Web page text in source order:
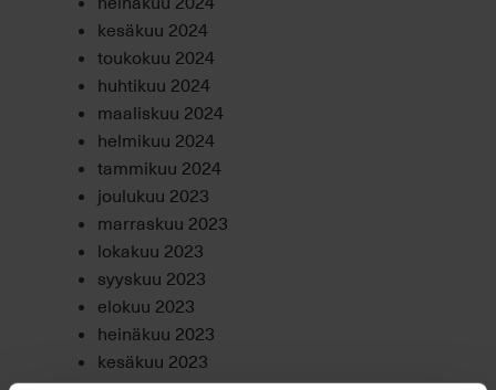
kesäkuu 2024
toukokuu 2024
huhtikuu 2024
maaliskuu 2024
helmikuu 2024
tammikuu 2024
joulukuu 2023
marraskuu 2023
lokakuu 2023
syyskuu 2023
elokuu 2023
heinäkuu 2023
kesäkuu 2023